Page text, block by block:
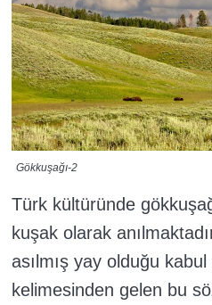
Gökkuşağı-2
Türk kültüründe
kuşak olarak
asılmış yay olduğu
kelimesinden gelen bu